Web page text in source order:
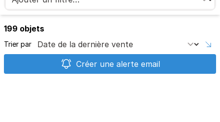
199 objets
Trier par
Créer une alerte email